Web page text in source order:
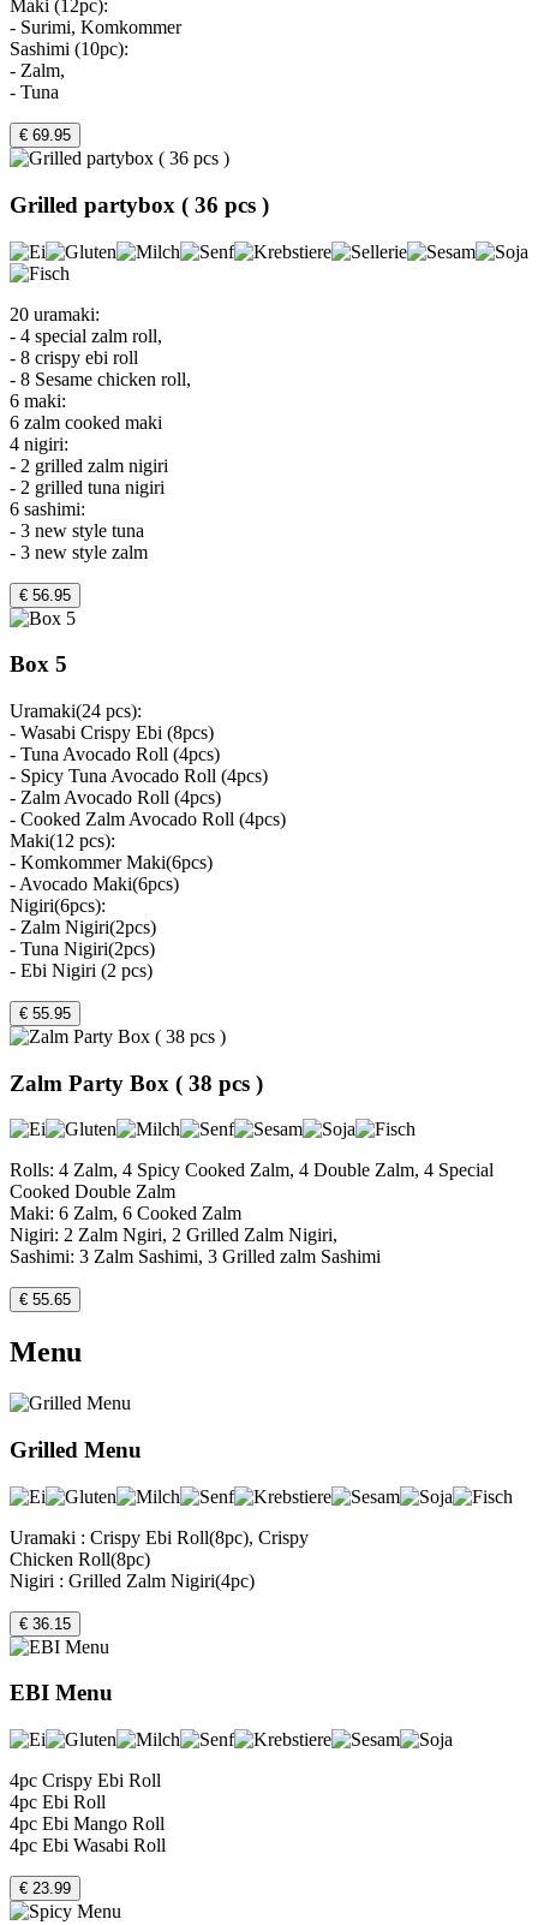
Maki (12pc):
- Surimi, Komkommer
Sashimi (10pc):
- Zalm,
- Tuna
€ 69.95
Grilled partybox ( 36 pcs )
20 uramaki:
- 4 special zalm roll,
- 8 crispy ebi roll
- 8 Sesame chicken roll,
6 maki:
6 zalm cooked maki
4 nigiri:
- 2 grilled zalm nigiri
- 2 grilled tuna nigiri
6 sashimi:
- 3 new style tuna
- 3 new style zalm
€ 56.95
Box 5
Uramaki(24 pcs):
- Wasabi Crispy Ebi (8pcs)
- Tuna Avocado Roll (4pcs)
- Spicy Tuna Avocado Roll (4pcs)
- Zalm Avocado Roll (4pcs)
- Cooked Zalm Avocado Roll (4pcs)
Maki(12 pcs):
- Komkommer Maki(6pcs)
- Avocado Maki(6pcs)
Nigiri(6pcs):
- Zalm Nigiri(2pcs)
- Tuna Nigiri(2pcs)
- Ebi Nigiri (2 pcs)
€ 55.95
Zalm Party Box ( 38 pcs )
Rolls: 4 Zalm, 4 Spicy Cooked Zalm, 4 Double Zalm, 4 Special
Cooked Double Zalm
Maki: 6 Zalm, 6 Cooked Zalm
Nigiri: 2 Zalm Ngiri, 2 Grilled Zalm Nigiri,
Sashimi: 3 Zalm Sashimi, 3 Grilled zalm Sashimi
€ 55.65
Menu
Grilled Menu
Uramaki : Crispy Ebi Roll(8pc), Crispy
Chicken Roll(8pc)
Nigiri : Grilled Zalm Nigiri(4pc)
€ 36.15
EBI Menu
4pc Crispy Ebi Roll
4pc Ebi Roll
4pc Ebi Mango Roll
4pc Ebi Wasabi Roll
€ 23.99